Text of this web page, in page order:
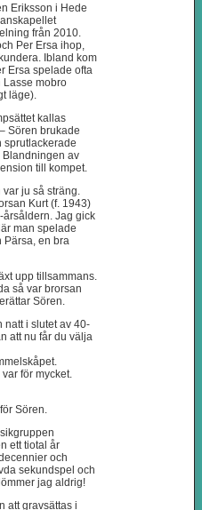
Eriksson i Hede
från 2010.
Per Ersa ihop,
Ibland kom
Ersa spelade ofta
Lasse mobro
läge).
kallas
Sören brukade
sprutlackerade
Blandningen av
till kompet.
ju så sträng.
Kurt (f. 1943)
årsåldern. Jag gick
man spelade
Pärsa, en bra
upp tillsammans.
så var brorsan
Sören.
natt i slutet av 40-
att nu får du välja
för mycket.
Sören.
ett tiotal år
och
sekundspel och
jag aldrig!
att gravsättas i